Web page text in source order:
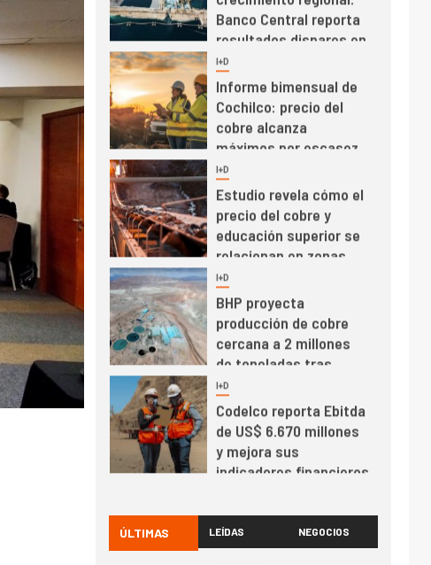
Banco Central reporta
resultados dispares en
4
Informe bimensual de
Cochilco: precio del
cobre alcanza
máximos por escasez
5
Estudio revela cómo el
precio del cobre y
educación superior se
relacionan en zonas
6
BHP proyecta
producción de cobre
cercana a 2 millones
de toneladas tras
Codelco reporta Ebitda
de US$ 6.670 millones
y mejora sus
indicadores financieros
Codelco Ventanas
prueba camión 100%
eléctrico para
ÚLTIMAS LEÍDAS NEGOCIOS